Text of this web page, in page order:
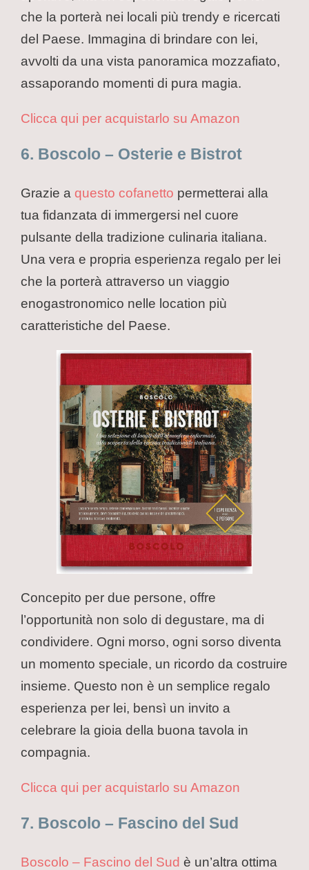
che la porterà nei locali più trendy e ricercati
del Paese. Immagina di brindare con lei,
avvolti da una vista panoramica mozzafiato,
assaporando momenti di pura magia.
Clicca qui per acquistarlo su Amazon
6. Boscolo – Osterie e Bistrot
Grazie a questo cofanetto permetterai alla
tua fidanzata di immergersi nel cuore
pulsante della tradizione culinaria italiana.
Una vera e propria esperienza regalo per lei
che la porterà attraverso un viaggio
enogastronomico nelle location più
caratteristiche del Paese.
Concepito per due persone, offre
l’opportunità non solo di degustare, ma di
condividere. Ogni morso, ogni sorso diventa
un momento speciale, un ricordo da costruire
insieme. Questo non è un semplice regalo
esperienza per lei, bensì un invito a
celebrare la gioia della buona tavola in
compagnia.
Clicca qui per acquistarlo su Amazon
7. Boscolo – Fascino del Sud
Boscolo – Fascino del Sud è un’altra ottima